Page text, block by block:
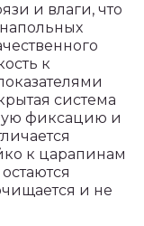
и влаги, что
к
система
фиксацию и
к царапинам
и не